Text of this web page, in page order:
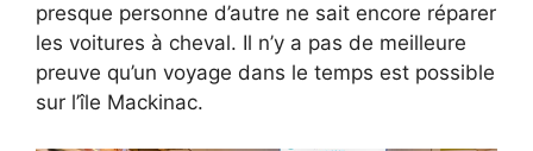
presque personne d’autre ne sait encore réparer
les voitures à cheval. Il n’y a pas de meilleure
preuve qu’un voyage dans le temps est possible
sur l’île Mackinac.